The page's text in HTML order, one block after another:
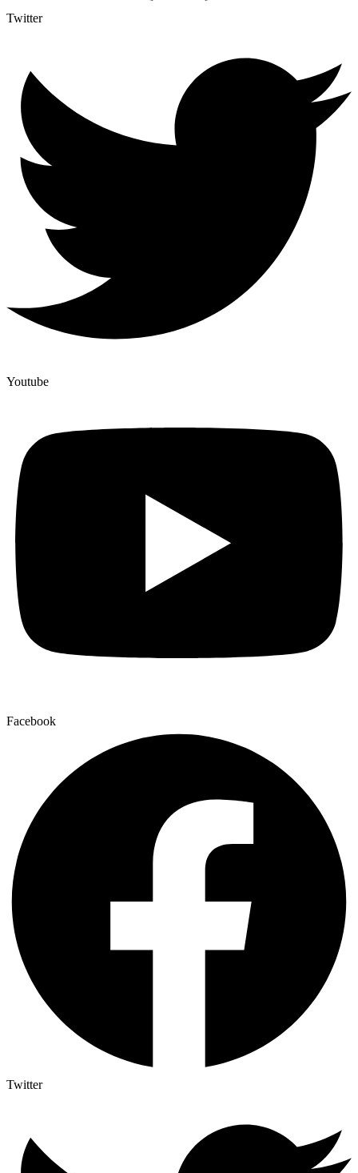
Twitter
Youtube
Facebook
Twitter